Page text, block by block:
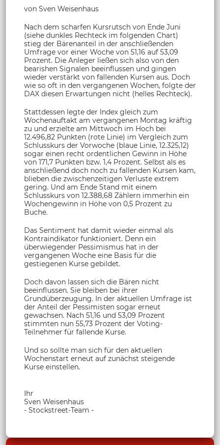
von Sven Weisenhaus
Nach dem scharfen Kursrutsch von Ende Juni
(siehe dunkles Rechteck im folgenden Chart)
stieg der Bärenanteil in der anschließenden
Umfrage vor einer Woche von 51,16 auf 53,09
Prozent. Die Anleger ließen sich also von den
bearishen Signalen beeinflussen und gingen
wieder verstärkt von fallenden Kursen aus. Doch
wie so oft in den vergangenen Wochen, folgte der
DAX diesen Erwartungen nicht (helles Rechteck).
Stattdessen legte der Index gleich zum
Wochenauftakt am vergangenen Montag kräftig
zu und erzielte am Mittwoch im Hoch bei
12.496,82 Punkten (rote Linie) im Vergleich zum
Schlusskurs der Vorwoche (blaue Linie, 12.325,12)
sogar einen recht ordentlichen Gewinn in Höhe
von 171,7 Punkten bzw. 1,4 Prozent. Selbst als es
anschließend doch noch zu fallenden Kursen kam,
blieben die zwischenzeitigen Verluste extrem
gering. Und am Ende Stand mit einem
Schlusskurs von 12.388,68 Zählern immerhin ein
Wochengewinn in Höhe von 0,5 Prozent zu
Buche.
Das Sentiment hat damit wieder einmal als
Kontraindikator funktioniert. Denn ein
überwiegender Pessimismus hat in der
vergangenen Woche eine Basis für die
gestiegenen Kurse gebildet.
Doch davon lassen sich die Bären nicht
beeinflussen. Sie bleiben bei ihrer
Grundüberzeugung. In der aktuellen Umfrage ist
der Anteil der Pessimisten sogar erneut
gewachsen. Nach 51,16 und 53,09 Prozent
stimmten nun 55,73 Prozent der Voting-
Teilnehmer für fallende Kurse.
Und so sollte man sich für den aktuellen
Wochenstart erneut auf zunächst steigende
Kurse einstellen.
Ihr
Sven Weisenhaus
- Stockstreet-Team -